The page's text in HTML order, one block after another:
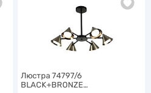
Люстра 74797/6
BLACK+BRONZE…